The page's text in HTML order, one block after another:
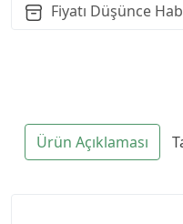
Fiyatı Düşünce
Ürün Açıklaması